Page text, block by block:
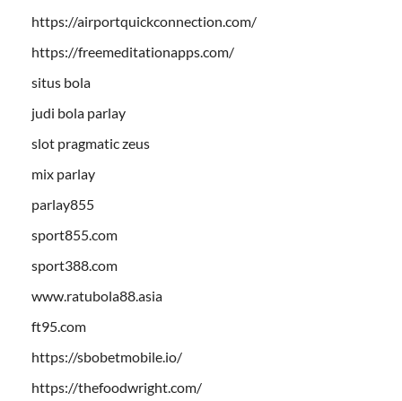
https://airportquickconnection.com/
https://freemeditationapps.com/
situs bola
judi bola parlay
slot pragmatic zeus
mix parlay
parlay855
sport855.com
sport388.com
www.ratubola88.asia
ft95.com
https://sbobetmobile.io/
https://thefoodwright.com/